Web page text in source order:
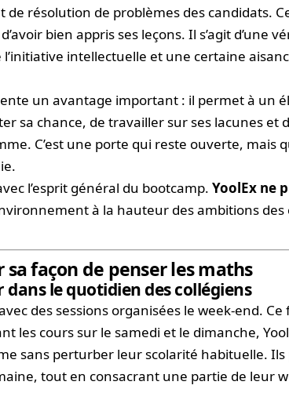
résolution de problèmes des candidats.
bien appris ses leçons. Il s’agit d’une
intellectuelle et une certaine
un avantage important : il permet à un
sa chance, de travailler sur ses lacunes et
C’est une porte qui reste ouverte, mais
l’esprit général du bootcamp.YoolEx ne
à la hauteur des ambitions des
façon de penser les maths
le quotidien des collégiens
des sessions organisées le week-end.
les cours sur le samedi et le dimanche,
sans perturber leur scolarité habituelle.
tout en consacrant une partie de leur